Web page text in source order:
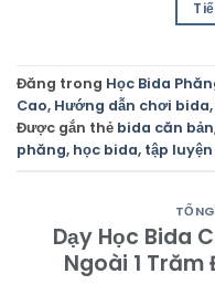
Đăng trong Học Bida
Cao, Hướng dẫn chơi bida,
Được gắn thẻ bida căn bản
phăng, học bida, tập
Dạy Học Bida
Ngoài 1 Trăm